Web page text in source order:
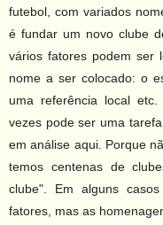
Feminino
Curiosidades
Blog
Contato
futebol, com variados
é fundar um novo clube
vários fatores podem ser
nome a ser colocado: o
uma referência local
vezes pode ser uma
em análise aqui. Porque
temos centenas de
clube". Em alguns
fatores, mas as